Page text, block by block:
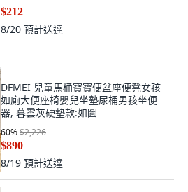
$212
8/20 預計送達
DFMEI 兒童馬桶寶寶便盆座便凳女孩
如廁大便座椅嬰兒坐墊尿桶男孩坐便
器, 暮雲灰硬墊款:如圖
60%$2,226
$890
8/19 預計送達